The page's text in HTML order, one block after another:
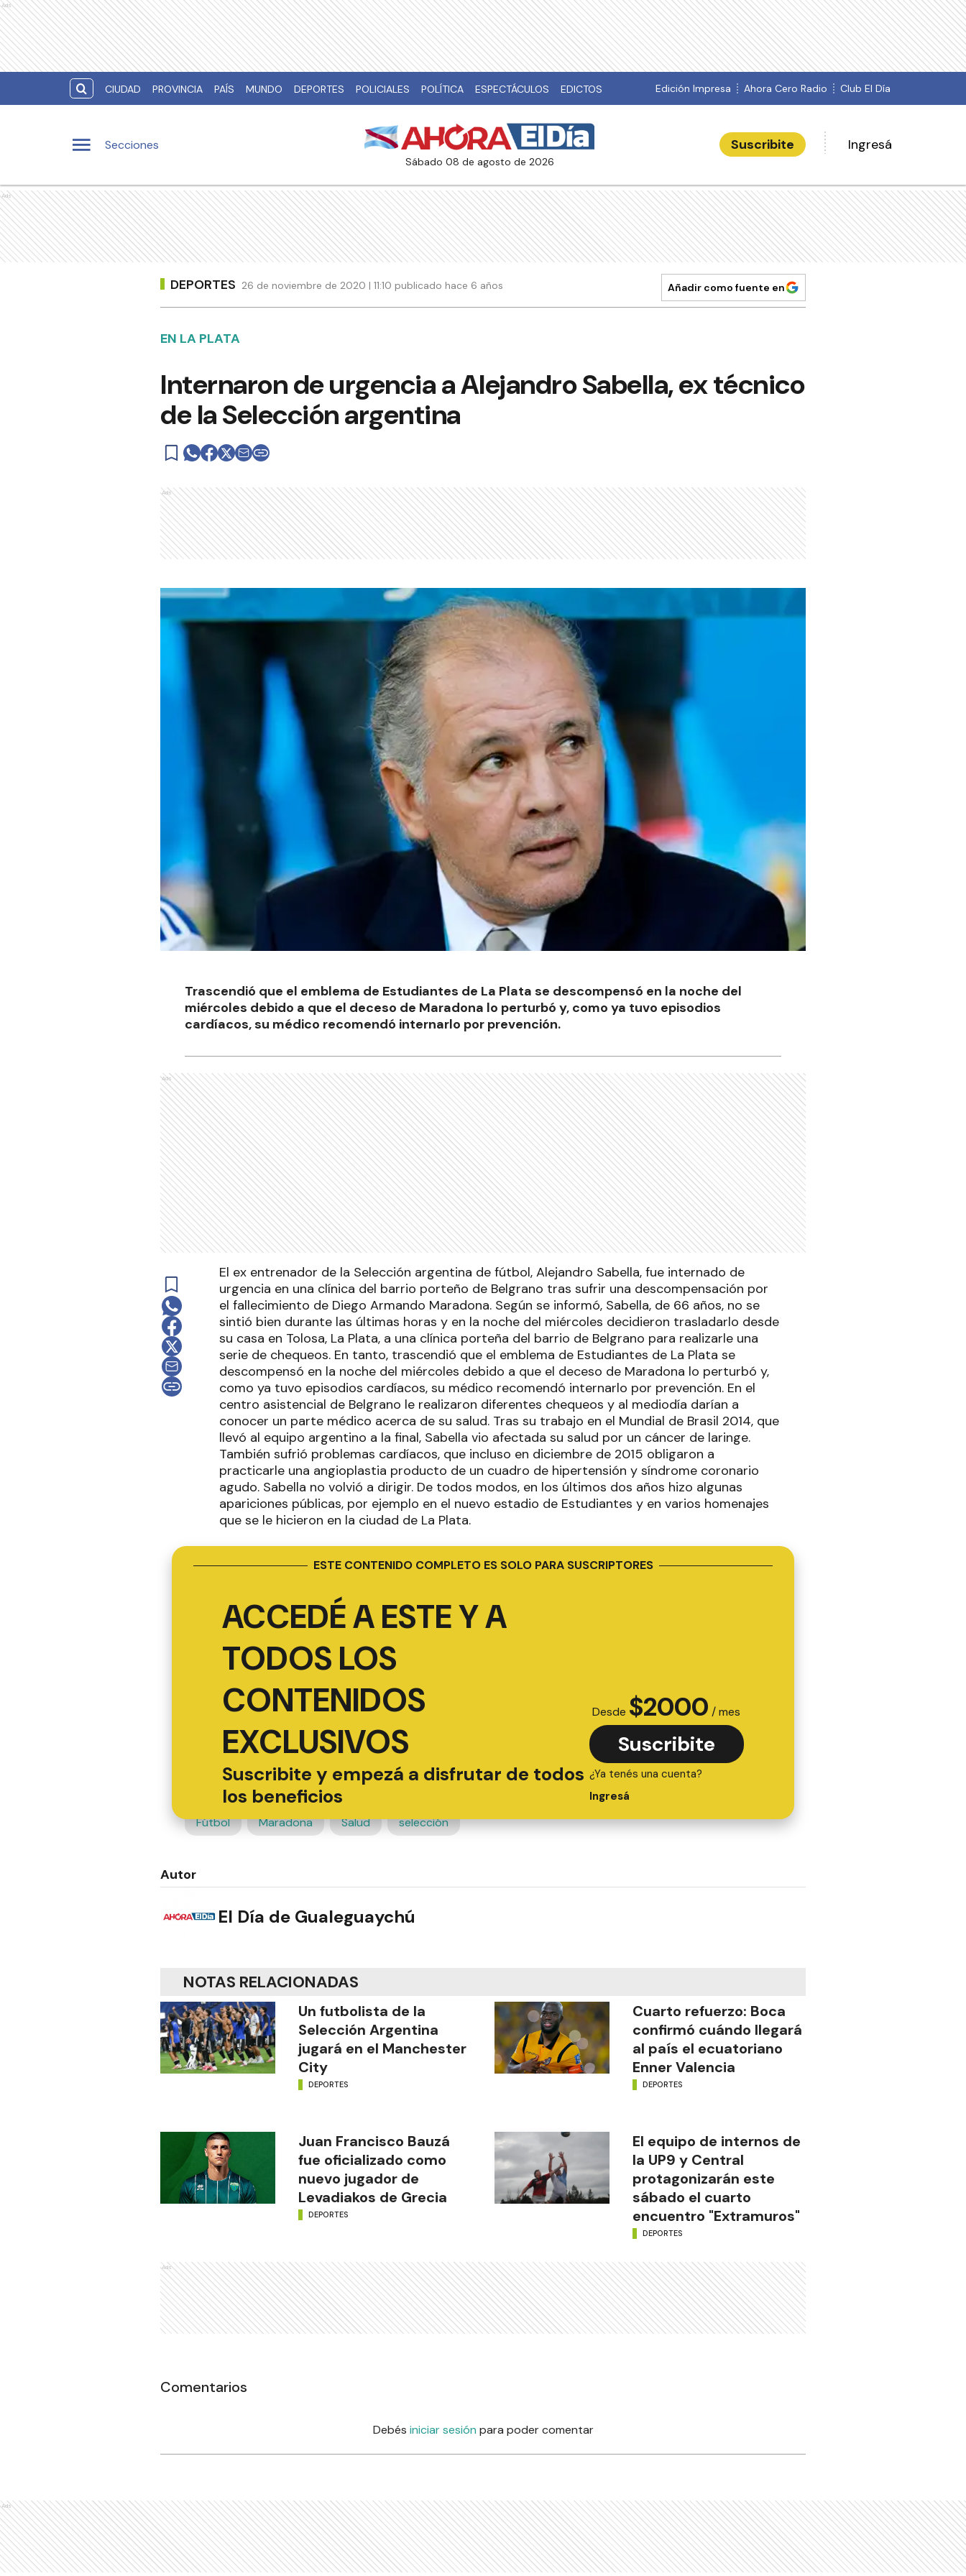
Ads
CIUDAD PROVINCIA PAÍS MUNDO DEPORTES POLICIALES POLÍTICA ESPECTÁCULOS EDICTOS Edición Impresa Ahora Cero Radio Club El Día
Secciones
sábado 08 de agosto de 2026
Suscribite Ingresá
Ads
DEPORTES 26 de noviembre de 2020 | 11:10 publicado hace 6 años Añadir como fuente en
EN LA PLATA
Internaron de urgencia a Alejandro Sabella, ex técnico
de la Selección argentina
Ads
Trascendió que el emblema de Estudiantes de La Plata se descompensó en la noche del
miércoles debido a que el deceso de Maradona lo perturbó y, como ya tuvo episodios
cardíacos, su médico recomendó internarlo por prevención.
Ads
El ex entrenador de la Selección argentina de fútbol, Alejandro Sabella, fue internado de
urgencia en una clínica del barrio porteño de Belgrano tras sufrir una descompensación por
el fallecimiento de Diego Armando Maradona. Según se informó, Sabella, de 66 años, no se
sintió bien durante las últimas horas y en la noche del miércoles decidieron trasladarlo desde
su casa en Tolosa, La Plata, a una clínica porteña del barrio de Belgrano para realizarle una
serie de chequeos. En tanto, trascendió que el emblema de Estudiantes de La Plata se
descompensó en la noche del miércoles debido a que el deceso de Maradona lo perturbó y,
como ya tuvo episodios cardíacos, su médico recomendó internarlo por prevención. En el
centro asistencial de Belgrano le realizaron diferentes chequeos y al mediodía darían a
conocer un parte médico acerca de su salud. Tras su trabajo en el Mundial de Brasil 2014, que
llevó al equipo argentino a la final, Sabella vio afectada su salud por un cáncer de laringe.
También sufrió problemas cardíacos, que incluso en diciembre de 2015 obligaron a
practicarle una angioplastia producto de un cuadro de hipertensión y síndrome coronario
agudo. Sabella no volvió a dirigir. De todos modos, en los últimos dos años hizo algunas
apariciones públicas, por ejemplo en el nuevo estadio de Estudiantes y en varios homenajes
que se le hicieron en la ciudad de La Plata.
ESTE CONTENIDO COMPLETO ES SOLO PARA SUSCRIPTORES
ACCEDÉ A ESTE Y A
TODOS LOS
CONTENIDOS
EXCLUSIVOS
Suscribite y empezá a disfrutar de todos
los beneficios
Desde $2000 / mes
Suscribite
¿Ya tenés una cuenta?
Ingresá
Fútbol Maradona Salud selección
Autor
El Día de Gualeguaychú
NOTAS RELACIONADAS
Un futbolista de la
Selección Argentina
jugará en el Manchester
City
DEPORTES
Cuarto refuerzo: Boca
confirmó cuándo llegará
al país el ecuatoriano
Enner Valencia
DEPORTES
Juan Francisco Bauzá
fue oficializado como
nuevo jugador de
Levadiakos de Grecia
DEPORTES
El equipo de internos de
la UP9 y Central
protagonizarán este
sábado el cuarto
encuentro "Extramuros"
DEPORTES
Ads
Comentarios
Debés iniciar sesión para poder comentar
Ads